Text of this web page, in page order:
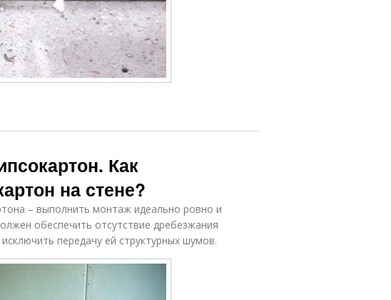
Как
на стене?
– выполнить монтаж идеально ровно и
обеспечить отсутствие дребезжания
передачу ей структурных шумов.